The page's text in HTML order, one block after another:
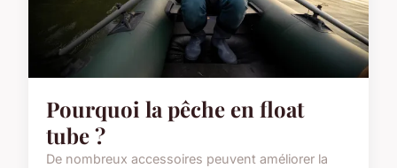
Pourquoi la pêche en float
tube ?
De nombreux accessoires peuvent améliorer la